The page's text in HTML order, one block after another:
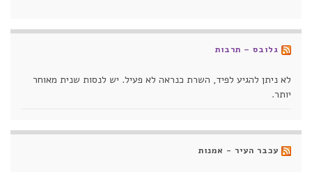
גלובס – תרבות
לא ניתן להגיע לפיד, השרת כנראה לא פעיל. יש לנסות שנית מאוחר
יותר.
עכבר העיר - אמנות